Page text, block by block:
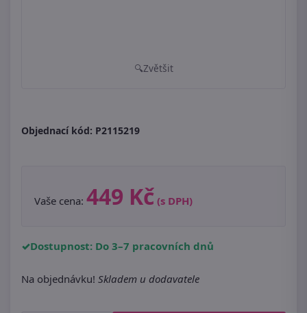
Zvětšit
Objednací kód: P2115219
Vaše cena: 449 Kč (s DPH)
Dostupnost: Do 3–7 pracovních dnů
Na objednávku! Skladem u dodavatele